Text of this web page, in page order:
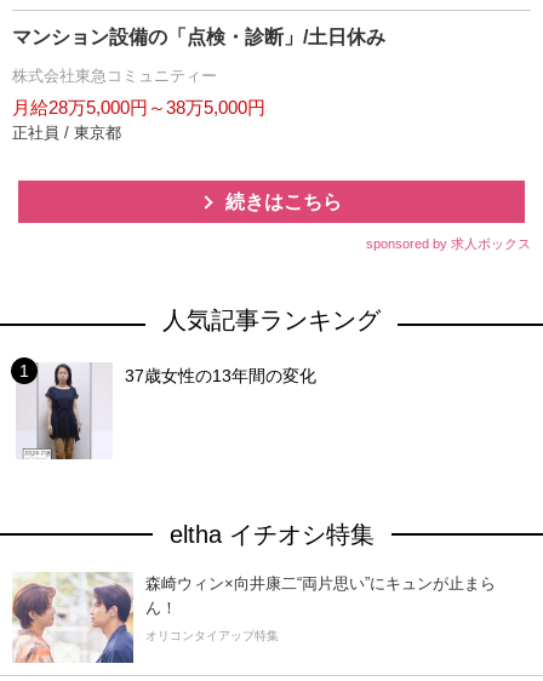
マンション設備の「点検・診断」/土日休み
株式会社東急コミュニティー
月給28万5,000円～38万5,000円
正社員 / 東京都
続きはこちら
sponsored by 求人ボックス
人気記事ランキング
37歳女性の13年間の変化
eltha イチオシ特集
森崎ウィン×向井康二“両片思い”にキュンが止まら
ん！
オリコンタイアップ特集